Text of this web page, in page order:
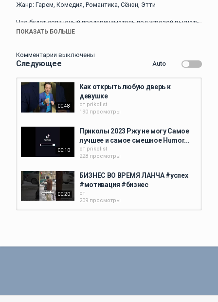
Жанр: Гарем, Комедия, Романтика, Сёнэн, Этти
Что будет если юный предприниматель под угрозой выгнать
девушек из дома сделает их своими рабынями и откроет
Ролик о том почему существует этот канал:
https://youtu.be/yfdGbJI00D8?si=AYDx-OsfO24qTeE8
UC4i4QrHdNu40UzLT7F6ULdw
#Аниме #анимепересказ #краткийсюжет
00:00 - 1:03 - Чем заинтересовало аниме
1:03 - 3:54 - Завязка сюжета
3:54 - 12:05 - Мейн Сюжет
12:05 - 13:11 - Мнение
Категория
Приколы про девушек
ПОКАЗАТЬ БОЛЬШЕ
Комментарии выключены
Следующее Auto
00:48
Как открыть любую дверь к
девушке
от prikolist
190 просмотры
00:10
Приколы 2023 Ржу не могу Самое
лучшее и самое смешное Humor...
от prikolist
228 просмотры
00:20
БИЗНЕС ВО ВРЕМЯ ЛАНЧА #успех
#мотивация #бизнес
от
209 просмотры